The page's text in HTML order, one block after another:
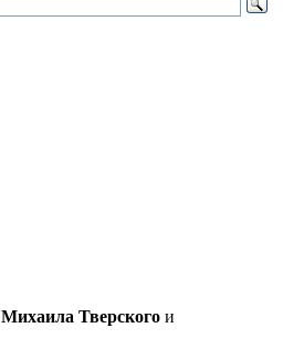
Михаила Тверского и